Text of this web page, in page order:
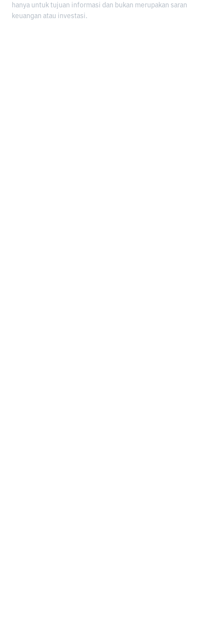
hanya untuk tujuan informasi dan bukan merupakan saran
keuangan atau investasi.